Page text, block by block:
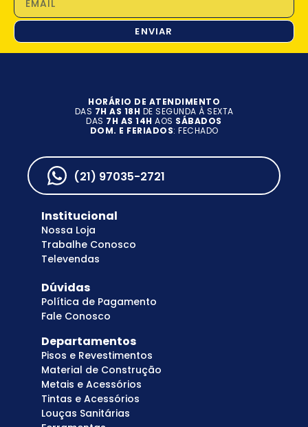
ENVIAR
HORÁRIO DE ATENDIMENTO
DAS 7H AS 18H DE SEGUNDA À SEXTA
DAS 7H AS 14H AOS SÁBADOS
DOM. E FERIADOS: FECHADO
(21) 97035-2721
Institucional
Nossa Loja
Trabalhe Conosco
Televendas
Dúvidas
Política de Pagamento
Fale Conosco
Departamentos
Pisos e Revestimentos
Material de Construção
Metais e Acessórios
Tintas e Acessórios
Louças Sanitárias